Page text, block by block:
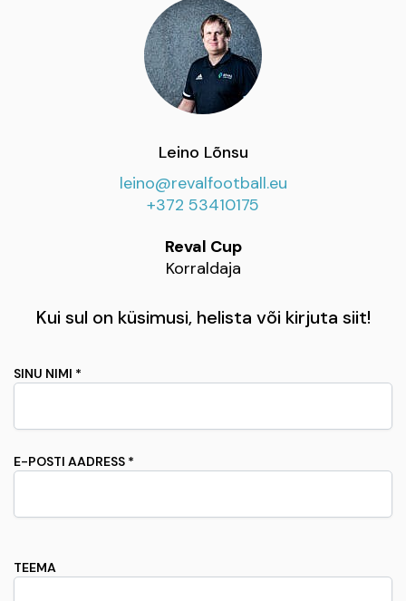
Leino Lõnsu
leino@revalfootball.eu
+372 53410175
Reval Cup
Korraldaja
Kui sul on küsimusi, helista või kirjuta siit!
SINU NIMI *
E-POSTI AADRESS *
TEEMA